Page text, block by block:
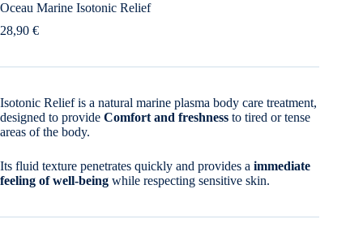
Oceau Marine Isotonic Relief
28,90 €
Isotonic Relief is a natural marine plasma body care treatment,
designed to provide Comfort and freshness to tired or tense
areas of the body.
Its fluid texture penetrates quickly and provides a immediate
feeling of well-being while respecting sensitive skin.